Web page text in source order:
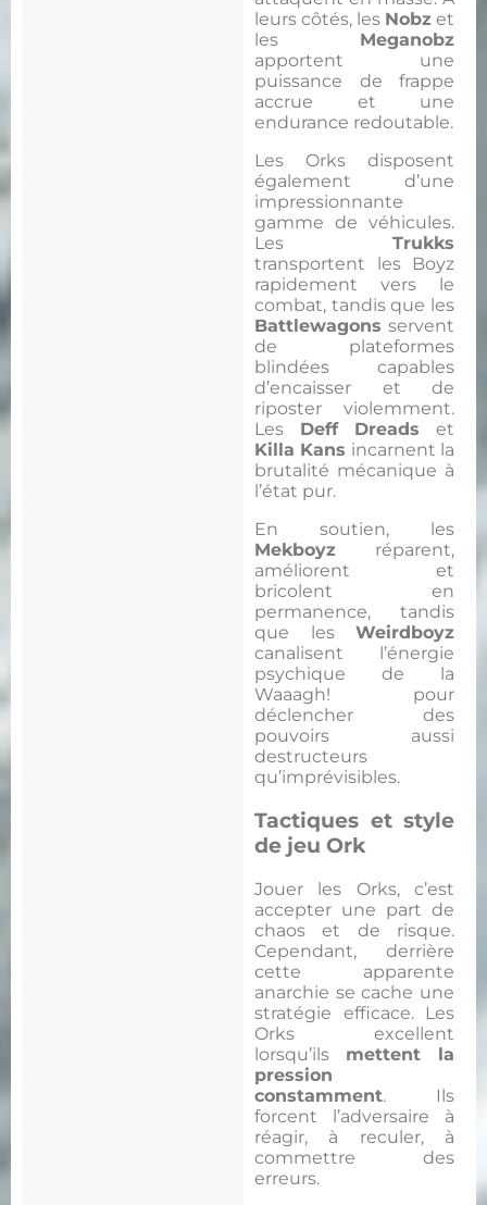
leurs côtés, les Nobz et
les Meganobz
apportent une
puissance de frappe
accrue et une
endurance redoutable.
Les Orks disposent
également d’une
impressionnante
gamme de véhicules.
Les Trukks
transportent les Boyz
rapidement vers le
combat, tandis que les
Battlewagons servent
de plateformes
blindées capables
d’encaisser et de
riposter violemment.
Les Deff Dreads et
Killa Kans incarnent la
brutalité mécanique à
l’état pur.
En soutien, les
Mekboyz réparent,
améliorent et
bricolent en
permanence, tandis
que les Weirdboyz
canalisent l’énergie
psychique de la
Waaagh! pour
déclencher des
pouvoirs aussi
destructeurs
qu’imprévisibles.
Tactiques et style
de jeu Ork
Jouer les Orks, c’est
accepter une part de
chaos et de risque.
Cependant, derrière
cette apparente
anarchie se cache une
stratégie efficace. Les
Orks excellent
lorsqu’ils mettent la
pression
constamment. Ils
forcent l’adversaire à
réagir, à reculer, à
commettre des
erreurs.